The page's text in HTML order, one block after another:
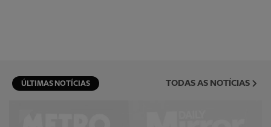
ÚLTIMAS NOTÍCIAS TODAS AS NOTÍCIAS